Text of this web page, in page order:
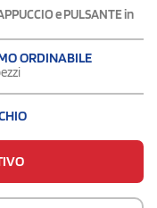
e PULSANTE in
ORDINABILE